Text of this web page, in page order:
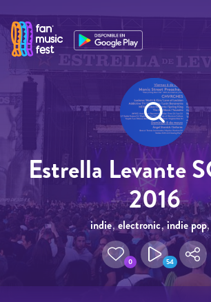
Estrella Levante
2016
indie,electronic,indie pop,
0 54